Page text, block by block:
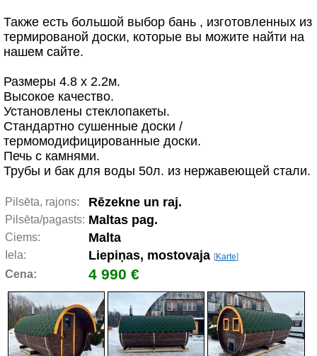
Также есть большой выбор бань , изготовленных из
термированой доски, которые вы можите найти на
нашем сайте.
Размеры 4.8 x 2.2м.
Высокое качество.
Установлены стеклопакеты.
Cтандартно сушенные доски /
термомодифицированные доски.
Печь с камнями.
Трубы и бак для воды 50л. из нержавеющей стали.
Pilsēta, rajons: Rēzekne un raj.
Pilsēta/pagasts: Maltas pag.
Ciems: Malta
Iela: Liepiņas, mostovaja [Karte]
Cena: 4 990 €